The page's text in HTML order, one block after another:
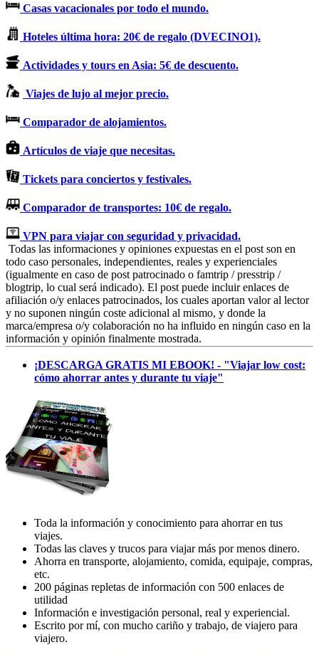
Casas vacacionales por todo el mundo.
Hoteles última hora: 20€ de regalo (DVECINO1).
Actividades y tours en Asia: 5€ de descuento.
Viajes de lujo al mejor precio.
Comparador de alojamientos.
Artículos de viaje que necesitas.
Tickets para conciertos y festivales.
Comparador de transportes: 10€ de regalo.
VPN para viajar con seguridad y privacidad.
Todas las informaciones y opiniones expuestas en el post son en
todo caso personales, independientes, reales y experienciales
(igualmente en caso de post patrocinado o famtrip / presstrip /
blogtrip, lo cual será indicado). El post puede incluir enlaces de
afiliación o/y enlaces patrocinados, los cuales aportan valor al lector
y no suponen ningún coste adicional al mismo, y donde la
marca/empresa o/y colaboración no ha influido en ningún caso en la
información y opinión finalmente mostrada.
¡DESCARGA GRATIS MI EBOOK! - "Viajar low cost:
cómo ahorrar antes y durante tu viaje"
Toda la información y conocimiento para ahorrar en tus
viajes.
Todas las claves y trucos para viajar más por menos dinero.
Ahorra en transporte, alojamiento, comida, equipaje, compras,
etc.
200 páginas repletas de información con 500 enlaces de
utilidad
Información e investigación personal, real y experiencial.
Escrito por mí, con mucho cariño y trabajo, de viajero para
viajero.